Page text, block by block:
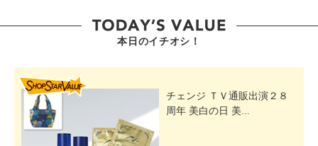
本日のイチオシ！
チェンジ ＴＶ通販出演２８
周年 美白の日 美...